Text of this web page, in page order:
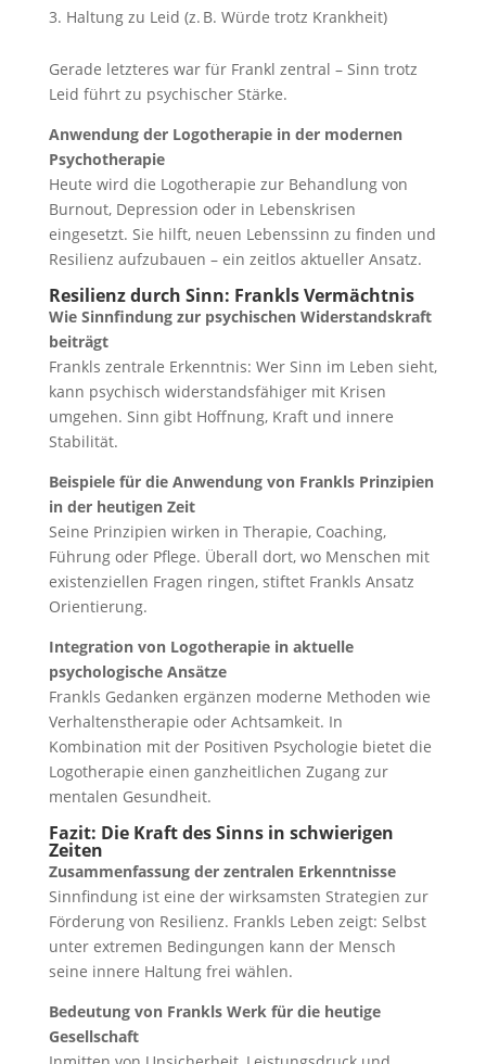
Haltung zu Leid (z. B. Würde trotz Krankheit)
Gerade letzteres war für Frankl zentral – Sinn trotz
Leid führt zu psychischer Stärke.
Anwendung der Logotherapie in der modernen
Psychotherapie
Heute wird die Logotherapie zur Behandlung von
Burnout, Depression oder in Lebenskrisen
eingesetzt. Sie hilft, neuen Lebenssinn zu finden und
Resilienz aufzubauen – ein zeitlos aktueller Ansatz.
Resilienz durch Sinn: Frankls Vermächtnis
Wie Sinnfindung zur psychischen Widerstandskraft
beiträgt
Frankls zentrale Erkenntnis: Wer Sinn im Leben sieht,
kann psychisch widerstandsfähiger mit Krisen
umgehen. Sinn gibt Hoffnung, Kraft und innere
Stabilität.
Beispiele für die Anwendung von Frankls Prinzipien
in der heutigen Zeit
Seine Prinzipien wirken in Therapie, Coaching,
Führung oder Pflege. Überall dort, wo Menschen mit
existenziellen Fragen ringen, stiftet Frankls Ansatz
Orientierung.
Integration von Logotherapie in aktuelle
psychologische Ansätze
Frankls Gedanken ergänzen moderne Methoden wie
Verhaltenstherapie oder Achtsamkeit. In
Kombination mit der Positiven Psychologie bietet die
Logotherapie einen ganzheitlichen Zugang zur
mentalen Gesundheit.
Fazit: Die Kraft des Sinns in schwierigen
Zeiten
Zusammenfassung der zentralen Erkenntnisse
Sinnfindung ist eine der wirksamsten Strategien zur
Förderung von Resilienz. Frankls Leben zeigt: Selbst
unter extremen Bedingungen kann der Mensch
seine innere Haltung frei wählen.
Bedeutung von Frankls Werk für die heutige
Gesellschaft